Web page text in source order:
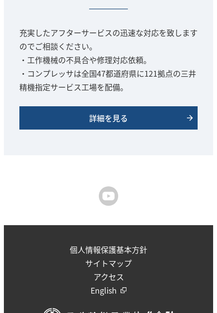
充実したアフターサービスの迅速な対応を致します
のでご相談ください。
・工作機械の不具合や修理対応依頼。
・コンプレッサは全国47都道府県に121拠点の三井
精機指定サービス工場を配備。
詳細を見る
個人情報保護基本方針
サイトマップ
アクセス
English